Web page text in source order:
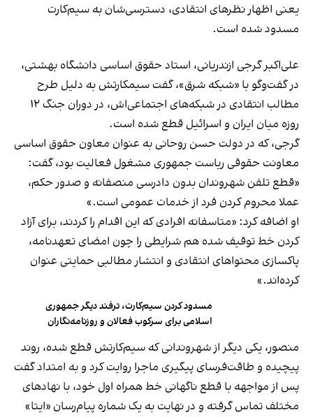
یعنی اظهار نظرهای انتقادی، دسترسی‌شان به سیم‌کارت
مسدود شده است.
علی‌اکبر گرجی ازندریانی، استاد حقوق اساسی دانشگاه بهشتی،
در گفت‌وگو با «شبکه شرق»، گفت سیمکارتش به دلیل طرح
مطالب انتقادی در شبکه‌های اجتماعی‌اش، در دوران جنگ ۱۲
روزه میان ایران و اسرائیل قطع شده است.
گرجی، که در دولت حسن روحانی به عنوان معاون حقوق اساسی
معاونت حقوقی ریاست جمهوری مشغول فعالیت بود، گفت:
«قطع تلفن شهروندان بدون دادرسی منصفانه و صدور حکم،
عملا محروم کردن فرد از خدمات عمومی است.»
او اضافه کرد: «متاسفانه افرادی که این اقدام را کردند، برای آزاد
کردن خط توقیف شده هم شرایطی را چون امضای تعهدنامه،
پاکسازی محتواهای انتقادی و انتشار مطالبی حمایتی عنوان
کرده‌اند.»
مسدود کردن سیم‌کارت، ترفند دیگر جمهوری
اسلامی برای سرکوب فعالان و روزنامه‌نگاران
منصور، یکی دیگر از شهروندانی که سیم‌کارتش قطع شده، روند
پیچیده و طاقت‌فرسای پیگیری ماجرا روایت کرد و به امتداد گفت
پس از مواجهه با قطع ناگهانی خط همراه اول خود، با نهادهای
مختلف تماس گرفته و در نهایت به یک شماره پیام‌رسان «ایتا»